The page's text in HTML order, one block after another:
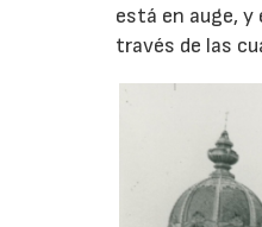
está en auge,
través de las